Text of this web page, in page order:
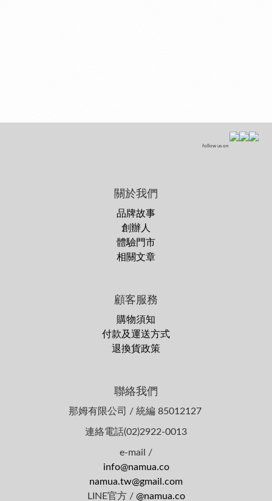
follow us on
關於我們
品牌故事
創辦人
體驗門市
相關文章
顧客服務
購物須知
付款及運送方式
退換貨政策
聯絡我們
那姆有限公司 / 統編 85012127
連絡電話(02)2922-0013
e-mail /
info@namua.co
namua.tw@gmail.com
LINE官方 / @namua.co